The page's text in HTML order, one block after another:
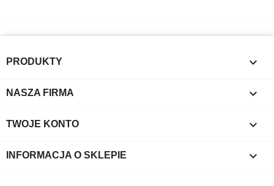
PRODUKTY 
NASZA FIRMA 
TWOJE KONTO 
INFORMACJA O SKLEPIE keyboard_arrow_down